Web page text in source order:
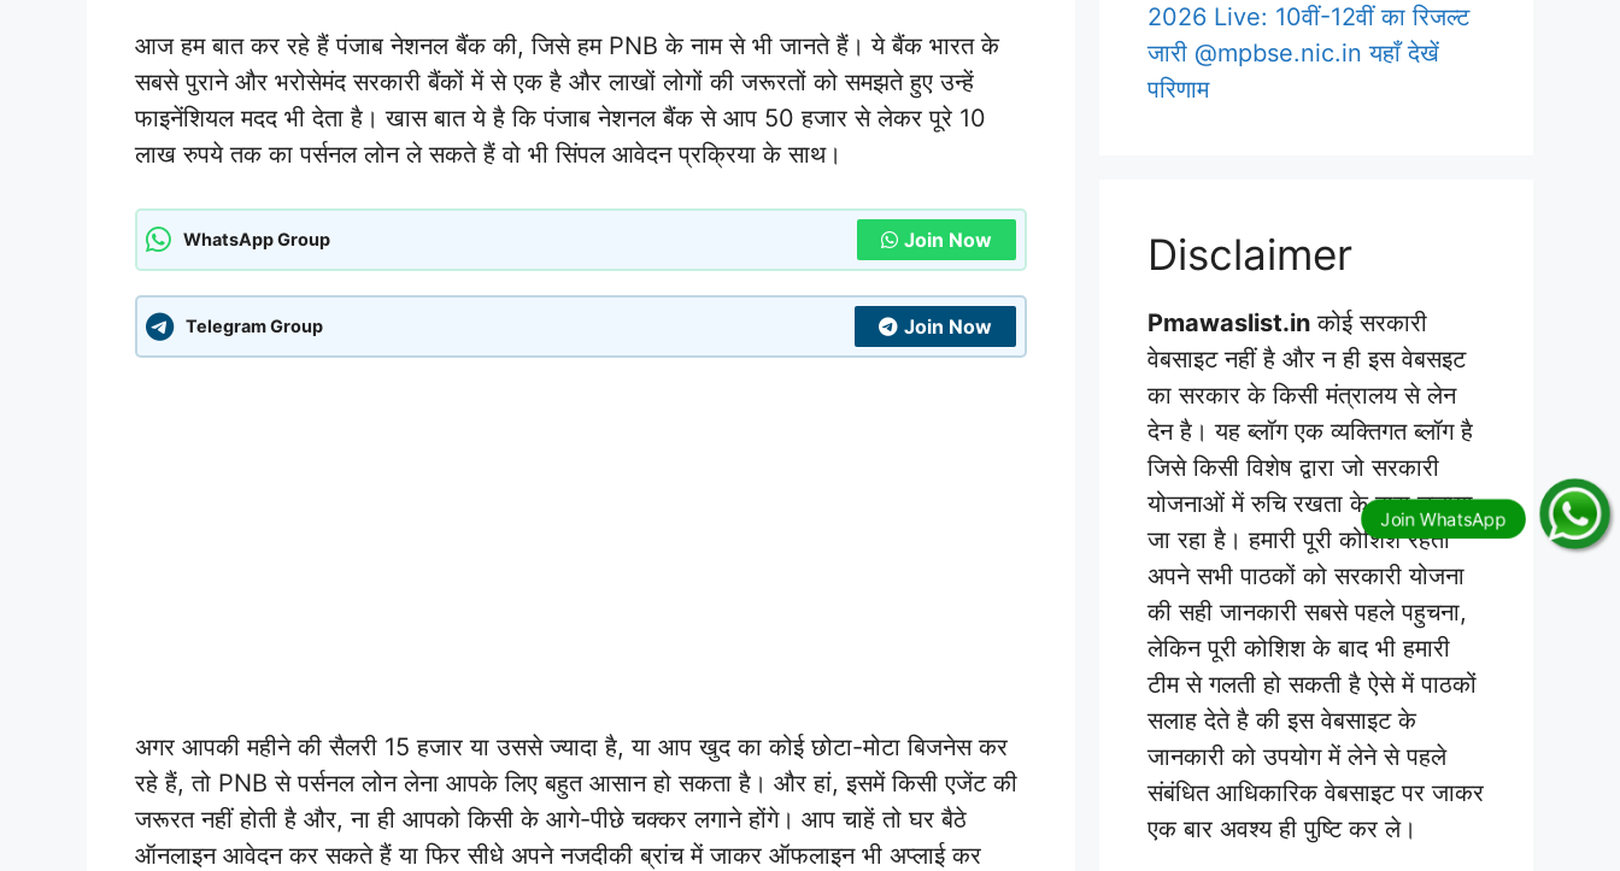
आज हम बात कर रहे हैं पंजाब नेशनल बैंक की, जिसे हम PNB के नाम से भी जानते हैं। ये बैंक भारत के
सबसे पुराने और भरोसेमंद सरकारी बैंकों में से एक है और लाखों लोगों की जरूरतों को समझते हुए उन्हें
फाइनेंशियल मदद भी देता है। खास बात ये है कि पंजाब नेशनल बैंक से आप 50 हजार से लेकर पूरे 10
लाख रुपये तक का पर्सनल लोन ले सकते हैं वो भी सिंपल आवेदन प्रक्रिया के साथ।
WhatsApp Group Join Now
Telegram Group Join Now
अगर आपकी महीने की सैलरी 15 हजार या उससे ज्यादा है, या आप खुद का कोई छोटा-मोटा बिजनेस कर
रहे हैं, तो PNB से पर्सनल लोन लेना आपके लिए बहुत आसान हो सकता है। और हां, इसमें किसी एजेंट की
जरूरत नहीं होती है और, ना ही आपको किसी के आगे-पीछे चक्कर लगाने होंगे। आप चाहें तो घर बैठे
ऑनलाइन आवेदन कर सकते हैं या फिर सीधे अपने नजदीकी ब्रांच में जाकर ऑफलाइन भी अप्लाई कर
2026 Live: 10वीं-12वीं का रिजल्ट
जारी @mpbse.nic.in यहाँ देखें
परिणाम
Disclaimer
Pmawaslist.in कोई सरकारी
वेबसाइट नहीं है और न ही इस वेबसइट
का सरकार के किसी मंत्रालय से लेन
देन है। यह ब्लॉग एक व्यक्तिगत ब्लॉग है
जिसे किसी विशेष द्वारा जो सरकारी
योजनाओं में रुचि रखता के द्वारा चलाया
जा रहा है। हमारी पूरी कोशिश रहती
अपने सभी पाठकों को सरकारी योजना
की सही जानकारी सबसे पहले पहुचना,
लेकिन पूरी कोशिश के बाद भी हमारी
टीम से गलती हो सकती है ऐसे में पाठकों
सलाह देते है की इस वेबसाइट के
जानकारी को उपयोग में लेने से पहले
संबंधित आधिकारिक वेबसाइट पर जाकर
एक बार अवश्य ही पुष्टि कर ले।